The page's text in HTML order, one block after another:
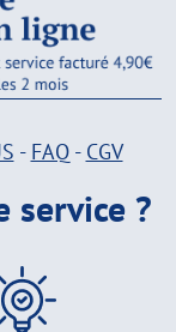
- FAQ- CGV
service ?